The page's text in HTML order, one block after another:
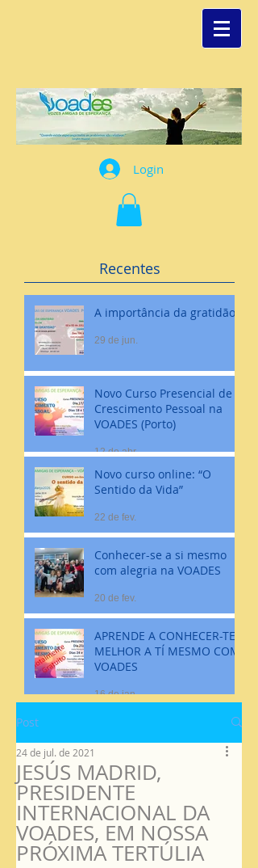
Login
Recentes
A importância da gratidão
29 de jun.
Novo Curso Presencial de
Crescimento Pessoal na
VOADES (Porto)
12 de abr.
Novo curso online: “O
Sentido da Vida”
22 de fev.
Conhecer-se a si mesmo
com alegria na VOADES
20 de fev.
APRENDE A CONHECER-TE
MELHOR A TÍ MESMO COM
VOADES
16 de jan.
Post
JESÚS MADRID,
PRESIDENTE
INTERNACIONAL DA
VOADES, EM NOSSA
PRÓXIMA TERTÚLIA
24 de jul. de 2021